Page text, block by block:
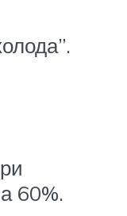
60%.